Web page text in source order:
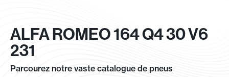
ALFA ROMEO 164 Q4 30 V6
231
Parcourez notre vaste catalogue de pneus